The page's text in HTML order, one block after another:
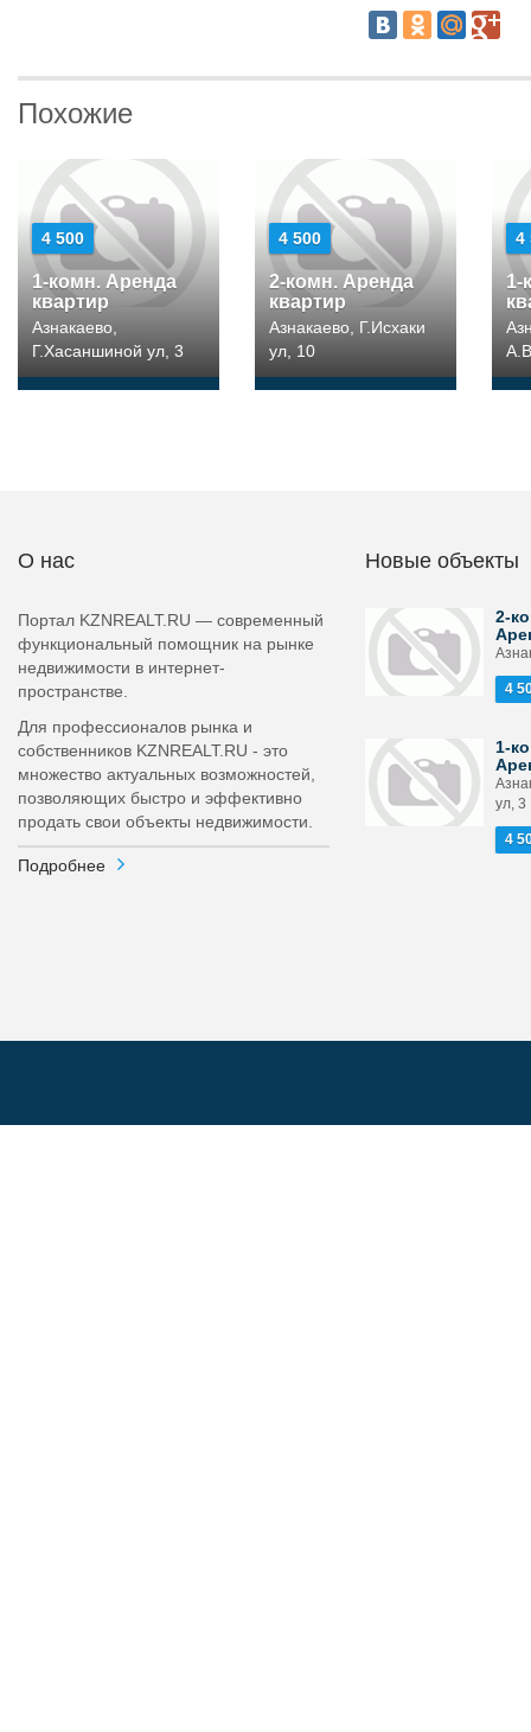
Похожие
4 500
1-комн. Аренда
квартир
Азнакаево,
Г.Хасаншиной ул, 3
4 500
2-комн. Аренда
квартир
Азнакаево, Г.Исхаки
ул, 10
4
1-
О нас
Портал KZNREALT.RU — современный
функциональный помощник на рынке
недвижимости в интернет-
пространстве.
Для профессионалов рынка и
собственников KZNREALT.RU - это
множество актуальных возможностей,
позволяющих быстро и эффективно
продать свои объекты недвижимости.
Подробнее
Новые объекты
2-
4
1-
ул, 3
4